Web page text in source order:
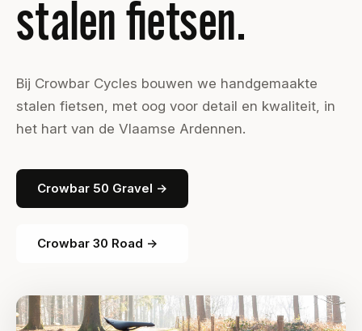
stalen fietsen.
Bij Crowbar Cycles bouwen we handgemaakte
stalen fietsen, met oog voor detail en kwaliteit, in
het hart van de Vlaamse Ardennen.
Crowbar 50 Gravel →
Crowbar 30 Road →